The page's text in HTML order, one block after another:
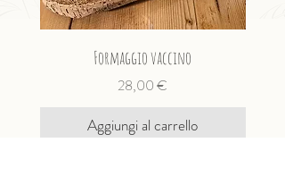
Formaggio vaccino
Prezzo
28,00 €
Aggiungi al carrello